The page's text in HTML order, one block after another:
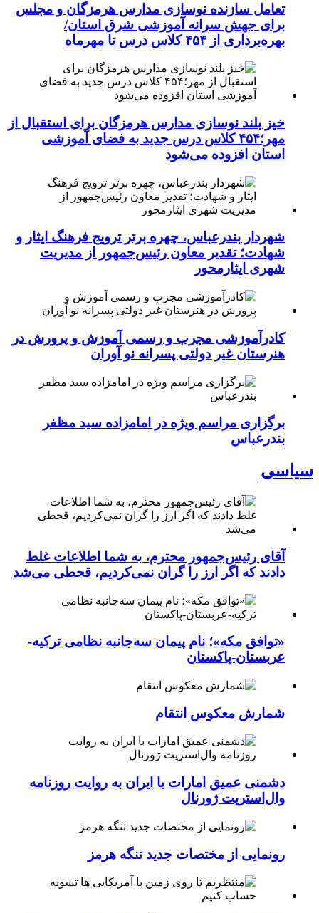
تعامل سازنده نوسازی مدارس هرمزگان و مجلس
برای جهش سرانه آموزشی شرق استان/
بهره‌برداری از ۴۵۴ کلاس درس تا مهرماه
خیز بلند نوسازی مدارس هرمزگان برای استقبال از
مهر؛۴۵۴ کلاس درس جدید به فضای آموزشی
استان افزوده می‌شود
شهردار بندرعباس، چهره برتر ترویج فرهنگ ایثار و
شهادت؛ تقدیر معاون رئیس‌جمهور از مدیریت
شهری ایثارمحور
کادرآموزشی مجرب و رسمی آموزش و پرورش در
هنرستان غیر دولتی پسرانه نو آوران
برگزاری مراسم ویژه در امامزاده سید مظفر
بندرعباس
سیاسی
آقای رئیس‌جمهور محترم، به شما اطلاعات غلط
دادند که اگر ارز را گران نمی‌کردیم، قحطی می‌شد
«توافق مکه»؛ نام پیمان سه‌جانبه نظامی ترکیه-
عربستان-پاکستان
شمارش معکوس انتقام
دشمنی عمیق امارات با ایران به روایت روزنامه
وال‌استریت ژورنال
رونمایی از مختصات جدید تنگه هرمز